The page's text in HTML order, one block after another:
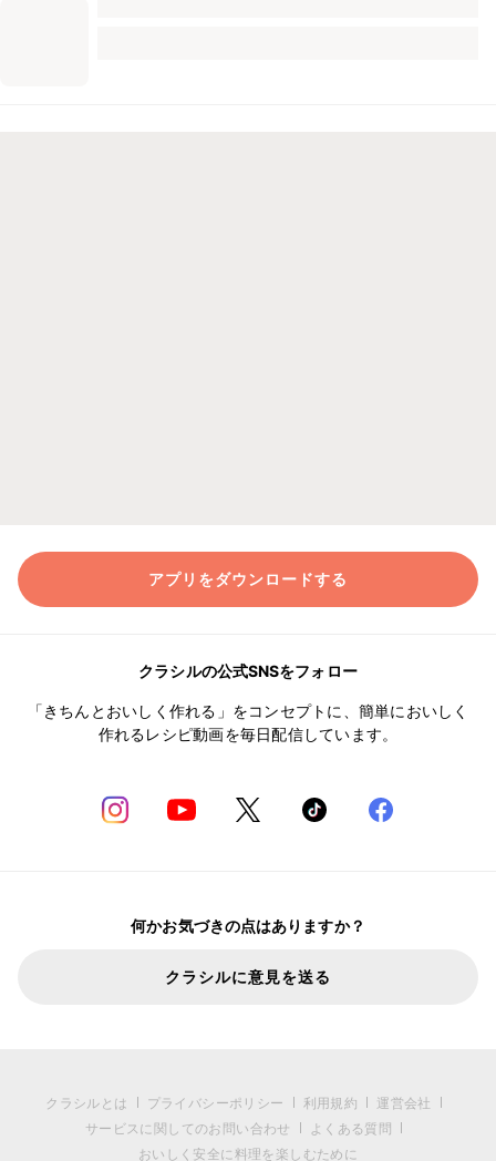
アプリをダウンロードする
クラシルの公式SNSをフォロー
「きちんとおいしく作れる」をコンセプトに、簡単においしく
作れるレシピ動画を毎日配信しています。
何かお気づきの点はありますか？
クラシルに意見を送る
クラシルとは プライバシーポリシー 利用規約
運営会社
サービスに関してのお問い合わせ
よくある質問
おいしく安全に料理を楽しむために